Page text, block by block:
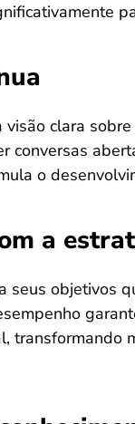
clara
conversas
o
a
seus objetivos
transformando